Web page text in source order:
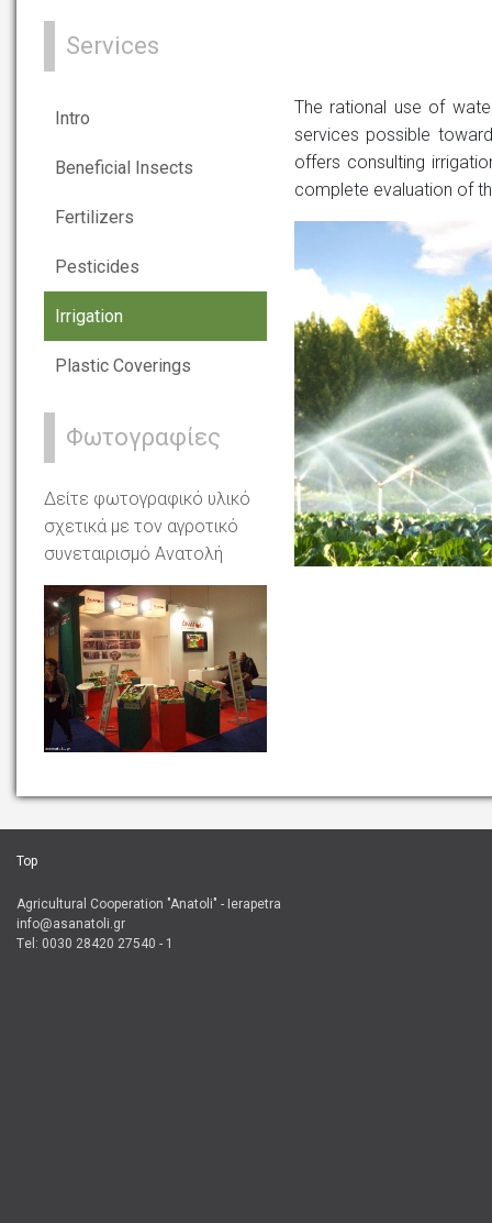
Services
Intro
Beneficial Insects
Fertilizers
Pesticides
Irrigation
Plastic Coverings
Φωτογραφίες
Δείτε φωτογραφικό υλικό
σχετικά με τον αγροτικό
συνεταιρισμό Ανατολή
The rational use of
services possible
offers consulting
complete evaluation of
Top
Agricultural Cooperation "Anatoli" - Ierapetra
info@asanatoli.gr
Τel: 0030 28420 27540 - 1